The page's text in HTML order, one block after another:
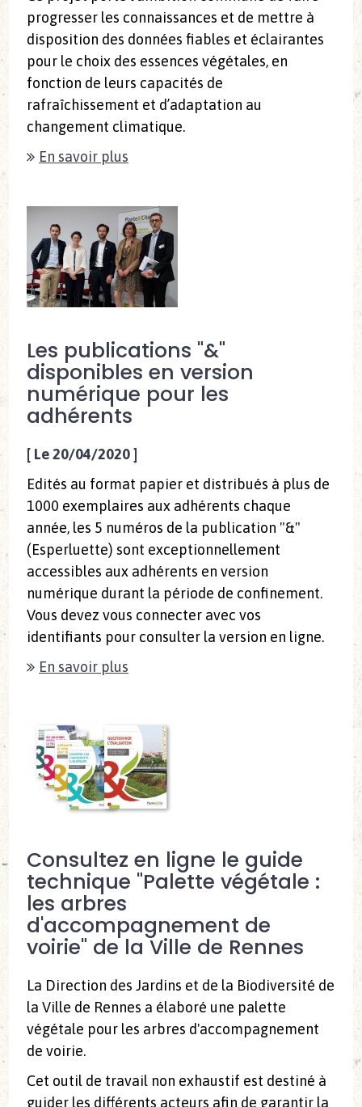
progresser les connaissances et de mettre à
disposition des données fiables et éclairantes
pour le choix des essences végétales, en
fonction de leurs capacités de
rafraîchissement et d’adaptation au
changement climatique.
En savoir plus
Les publications "&"
disponibles en version
numérique pour les
adhérents
[ Le 20/04/2020]
Edités au format papier et distribués à plus de
1000 exemplaires aux adhérents chaque
année, les 5 numéros de la publication "&"
(Esperluette) sont exceptionnellement
accessibles aux adhérents en version
numérique durant la période de confinement.
Vous devez vous connecter avec vos
identifiants pour consulter la version en ligne.
En savoir plus
Consultez en ligne le guide
technique "Palette végétale :
les arbres
d'accompagnement de
voirie" de la Ville de Rennes
La Direction des Jardins et de la Biodiversité de
la Ville de Rennes a élaboré une palette
végétale pour les arbres d'accompagnement
de voirie.
Cet outil de travail non exhaustif est destiné à
guider les différents acteurs afin de garantir la